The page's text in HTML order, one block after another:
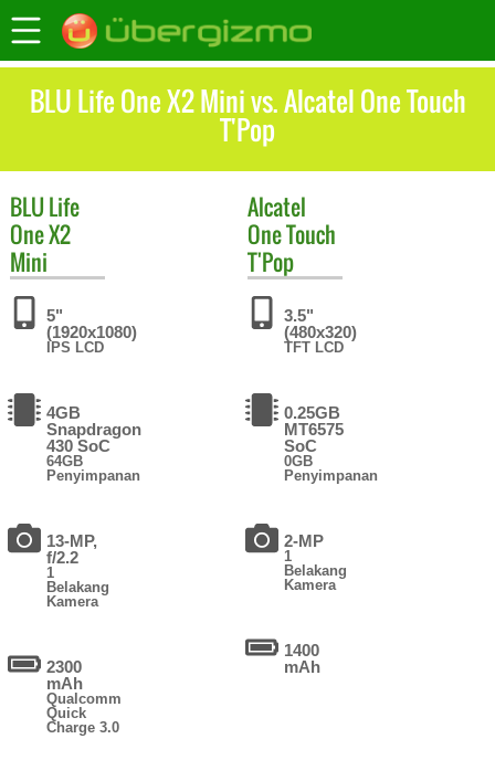
BLU Life One X2 Mini vs. Alcatel One Touch
T'Pop
BLULife
One X2
Mini
5"
(1920x1080)
IPS LCD
4GB
Snapdragon
430 SoC
64GB
Penyimpanan
13-MP,
f/2.2
1
Belakang
Kamera
2300
mAh
Qualcomm
Quick
Charge 3.0
Alcatel
One Touch
T'Pop
3.5"
(480x320)
TFT LCD
0.25GB
MT6575
SoC
0GB
Penyimpanan
2-MP
1
Belakang
Kamera
1400
mAh